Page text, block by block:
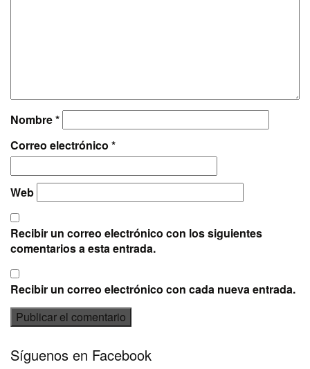
Nombre*
Correo electrónico *
Web
Recibir un correo electrónico con los siguientes
comentarios a esta entrada.
Recibir un correo electrónico con cada nueva entrada.
Síguenos en Facebook